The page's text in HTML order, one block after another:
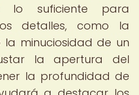
lo suficiente para
detalles, como la
minuciosidad de un
la apertura del
la profundidad de